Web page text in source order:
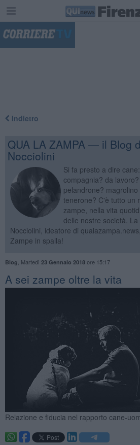
Indietro
QUA LA ZAMPA — il Blog
Nocciolini
Si fa presto a dire
compagnia? da
pelandrone?
tenerone? C'è tutto un
zampe, nella vita
delle nostre società.
Nocciolini, ideatore di
Zampe in spalla!
Blog Martedì 23 Gennaio 2018ore 15:17
A sei zampe oltre la vita
Relazione e fiducia nel rapporto cane-